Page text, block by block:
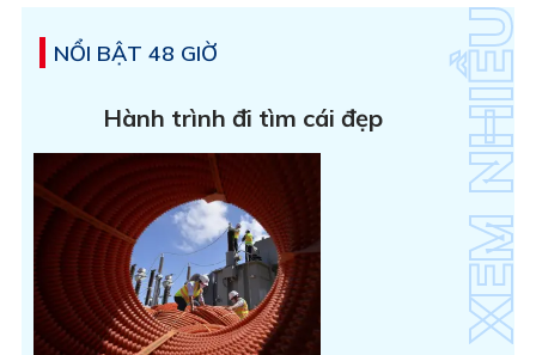
NỔI BẬT 48 GIỜ
Hành trình đi tìm cái đẹp